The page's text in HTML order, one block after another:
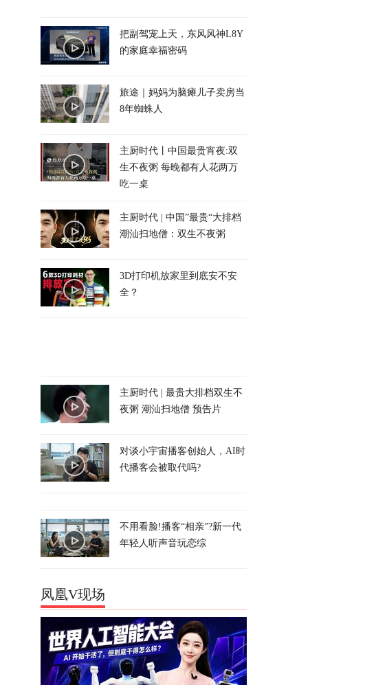
把副驾宠上天，东风风神L8Y
的家庭幸福密码
旅途｜妈妈为脑瘫儿子卖房当
8年蜘蛛人
主厨时代丨中国最贵宵夜:双
生不夜粥 每晚都有人花两万
吃一桌
主厨时代 | 中国”最贵“大排档
潮汕扫地僧：双生不夜粥
3D打印机放家里到底安不安
全？
主厨时代 | 最贵大排档双生不
夜粥 潮汕扫地僧 预告片
对谈小宇宙播客创始人，AI时
代播客会被取代吗?
不用看脸!播客“相亲”?新一代
年轻人听声音玩恋综
凤凰V现场